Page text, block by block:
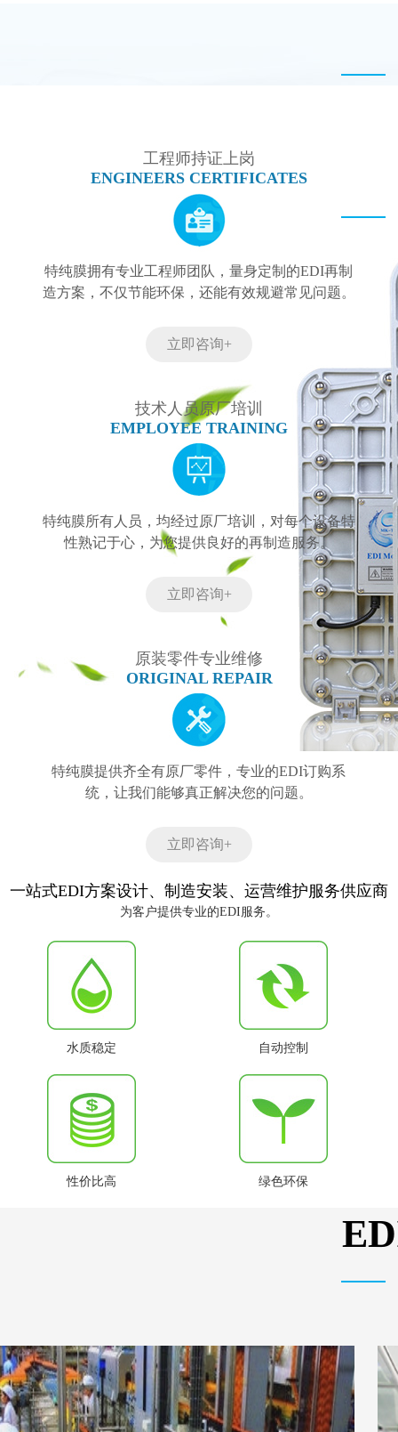
工程师持证上岗
ENGINEERS CERTIFICATES
特纯膜拥有专业工程师团队，量身定制的EDI再制
造方案，不仅节能环保，还能有效规避常见问题。
立即咨询+
技术人员原厂培训
EMPLOYEE TRAINING
特纯膜所有人员，均经过原厂培训，对每个设备特
性熟记于心，为您提供良好的再制造服务。
立即咨询+
原装零件专业维修
ORIGINAL REPAIR
特纯膜提供齐全有原厂零件，专业的EDI订购系
统，让我们能够真正解决您的问题。
立即咨询+
一站式EDI方案设计、制造安装、运营维护服务供应商
为客户提供专业的EDI服务。
水质稳定 自动控制
性价比高 绿色环保